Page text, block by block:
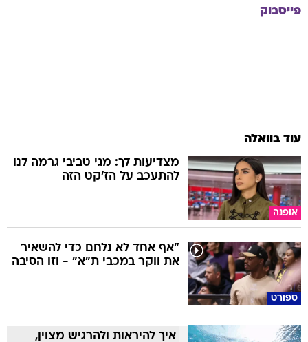
פייסבוק
עוד בוואלה
אופנה
מצדיעות לך: מגי טביבי גרמה לנו
להתעכב על הז'קט הזה
ספורט
"אף אחד לא נלחם כדי להשאיר
את ווקר במכבי ת"א" - וזו הסיבה
איך להיראות ולהרגיש מצוין,